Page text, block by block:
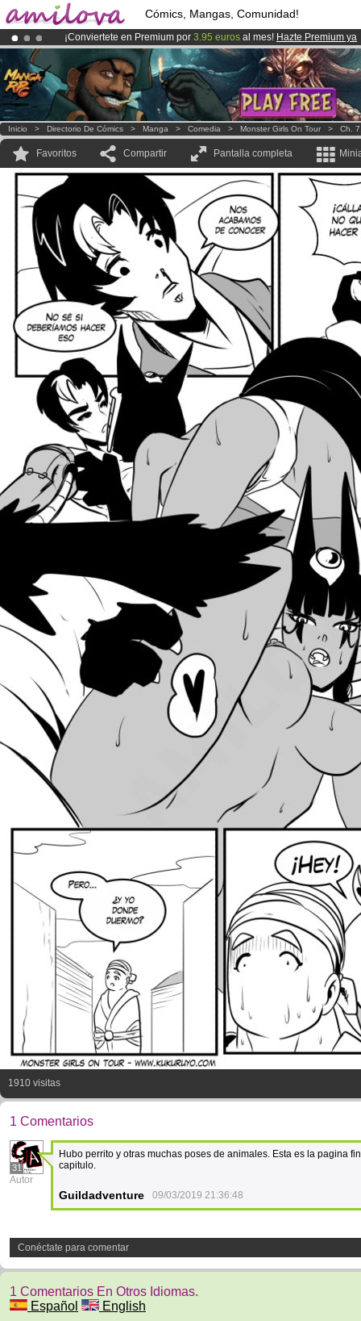
Cómics, Mangas, Comunidad!
¡Conviertete en Premium por 3.95 euros al mes! Hazte Premium ya
¡El Kickstarter Amilova está desormado lanzado!.
¡Ya tenemos 100000miembrosy 1000 Cómics y Mangas!.
Inicio > Directorio De Cómics > Manga > Comedia > Monster Girls On Tour > Ch. 7
Favoritos Compartir Pantalla completa
1910 visitas
1 Comentarios
31
Autor
Hubo perrito y otras muchas poses de animales. Esta es la pagina
capitulo.
Guildadventure 09/03/2019 21:36:48
Conéctate para comentar
1 Comentarios En Otros Idiomas.
Español
English